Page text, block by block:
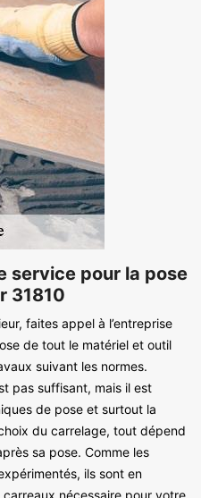
service pour la pose
31810
faites appel à l’entreprise
de tout le matériel et outil
suivant les normes.
pas suffisant, mais il est
de pose et surtout la
du carrelage, tout dépend
sa pose. Comme les
ils sont en
nécessaire pour votre